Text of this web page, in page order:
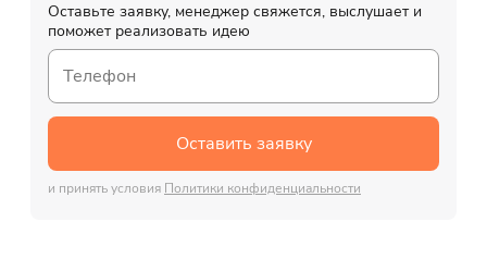
Оставьте заявку, менеджер свяжется, выслушает и
поможет реализовать идею
Оставить заявку
и принять условия Политики конфиденциальности